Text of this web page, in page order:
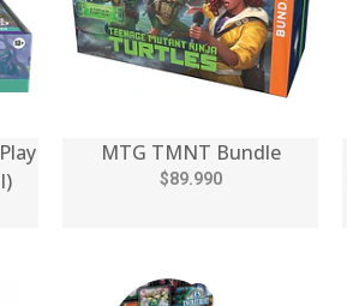
MTG TMNT Bundle
$89.990